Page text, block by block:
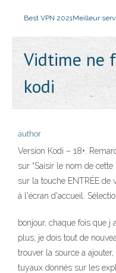
Best VPN 2021Meilleur
Vidtime ne
kodi
author
Version Kodi – 18+.
sur “Saisir le nom de
sur la touche ENTRÉE de
à l'écran d'accueil.
bonjour, chaque fois que j
plus, je dois tout de
trouver la source a
tuyaux donnés sur les